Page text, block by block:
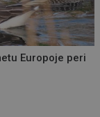
Europoje peri